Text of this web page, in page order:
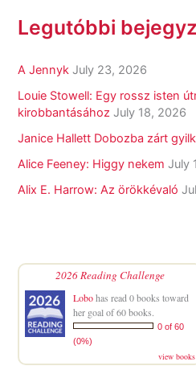
Legutóbbi
A Jennyk July 23, 2026
Louie Stowell: Egy ​rossz isten
kirobbantásához July 18, 2026
Janice Hallett Dobozba zárt
Alice Feeney: Higgy nekem July
Alix E. Harrow: Az örökkévaló
2026 Reading Challenge
Lobohas read 0 books toward
her goal of 60 books.
0 of 60
(0%)
view books